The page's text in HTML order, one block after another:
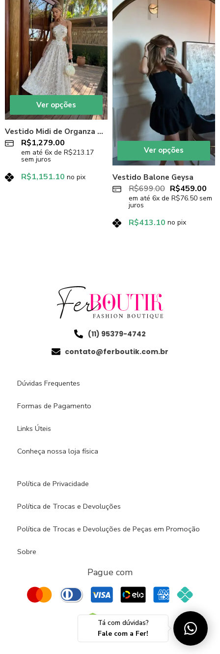
Ver opções
Vestido Midi de Organza Bege Gold Nude
R$1,279.00
em até 6x de R$213.17
sem juros
R$1,151.10 no pix
Ver opções
Vestido Balone Geysa
R$699.00 R$459.00
em até 6x de R$76.50 sem
juros
R$413.10 no pix
(11) 95379-4742
contato@ferboutik.com.br
Dúvidas Frequentes
Formas de Pagamento
Links Úteis
Conheça nossa loja física​
Política de Privacidade
Política de Trocas e Devoluções
Política de Trocas e Devoluções de Peças em Promoção
Sobre
Pague com
Tá com dúvidas?
Fale com a Fer!